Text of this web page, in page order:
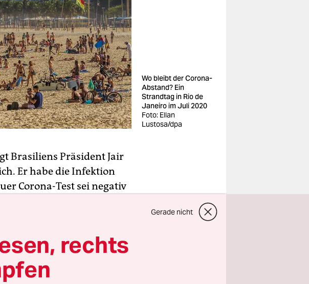
Wo bleibt der Corona-
Abstand? Ein
Strandtag in Rio de
Janeiro im Juli 2020
Foto: Ellan
Lustosa/dpa
Brasiliens Präsident Jair
Er habe die Infektion
Corona-Test sei negativ
dass er sich mit
er die Amtsgeschäfte
in Brasília. Mehrere
ausgefallen.
Gerade nicht
rechts